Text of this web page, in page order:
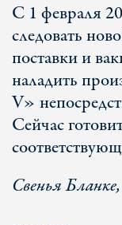
С 1 февраля
следовать
поставки и
наладить
V»
Сейчас
Свенья